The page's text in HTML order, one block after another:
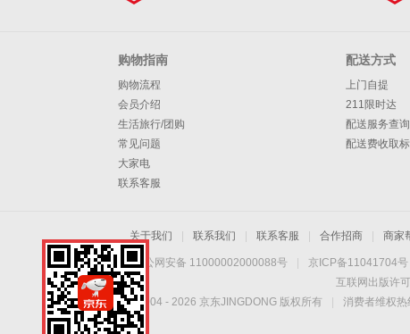
购物指南
购物流程
会员介绍
生活旅行/团购
常见问题
大家电
联系客服
配送方式
上门自提
211限时达
配送服务查询
配送费收取
关于我们 联系我们 联系客服 合作招商 商家
京公网安备 11000002000088号 京ICP备11041704号
互联网出版许
Copyright © 2004 - 2026 京东JINGDONG 版权所有 消费者维权